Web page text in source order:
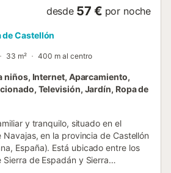
desde 57 € por noche
de Castellón
33 m² 400 m al centro
niños, Internet, Aparcamiento,
Televisión, Jardín, Ropa de
y tranquilo, situado en el
en la provincia de Castellón
España). Está ubicado entre los
de Espadán y Sierra